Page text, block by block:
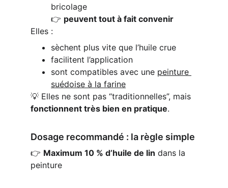
bricolage
👉 peuvent tout à fait convenir
Elles :
sèchent plus vite que l’huile crue
facilitent l’application
sont compatibles avec une peinture
suédoise à la farine
💡 Elles ne sont pas “traditionnelles”, mais
fonctionnent très bien en pratique.
Dosage recommandé : la règle simple
👉 Maximum 10 % d’huile de lin dans la
peinture